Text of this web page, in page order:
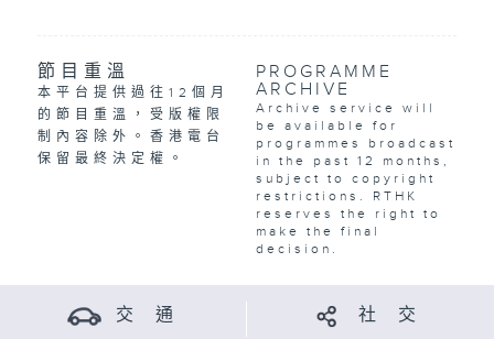
節目重溫
本平台提供過往12個月
的節目重溫，受版權限
制內容除外。香港電台
保留最終決定權。
PROGRAMME
ARCHIVE
Archive service will
be available for
programmes broadcast
in the past 12 months,
subject to copyright
restrictions. RTHK
reserves the right to
make the final
decision.
交 通 社 交